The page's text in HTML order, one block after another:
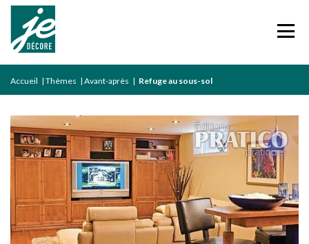
Accueil | Thèmes | Avant-après | Refuge au sous-sol